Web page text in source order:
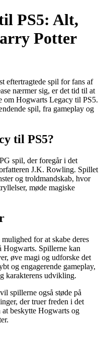
PS5: Alt,
Potter
eftertragtede spil for fans af
nærmer sig, er det tid til at
om Hogwarts Legacy til PS5.
spil, fra gameplay og
til PS5?
spil, der foregår i det
J.K. Rowling. Spillet
og troldmandskab, hvor
møde magiske
for at skabe deres
Hogwarts. Spillerne kan
øve magi og udforske det
og engagerende gameplay,
karakterens udvikling.
spillerne også støde på
der truer freden i det
beskytte Hogwarts og